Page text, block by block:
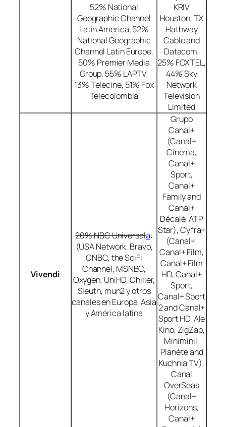
52% National
Geographic Channel
Latin America, 52%
National Geographic
Channel Latin Europe,
50% Premier Media
Group, 55% LAPTV,
13% Telecine, 51% Fox
Telecolombia
KRIV
Houston, TX
Hathway
Cable and
Datacom,
25% FOXTEL,
44% Sky
Network
Television
Limited
Vivendi
20% NBC Universala:
(USA Network, Bravo,
CNBC, the SciFi
Channel, MSNBC,
Oxygen, UniHD, Chiller,
Sleuth, mun2 y otros
canales en Europa, Asia
y América latina
Grupo
Canal+
(Canal+
Cinéma,
Canal+
Sport,
Canal+
Family and
Canal+
Décalé, ATP
Star), Cyfra+
(Canal+,
Canal+ Film,
Canal+ Film
HD, Canal+
Sport,
Canal+ Sport
2 and Canal+
Sport HD, Ale
Kino, ZigZap,
Miniminil,
Planète and
Kuchnia TV),
Canal
OverSeas
(Canal+
Horizons,
Canal+